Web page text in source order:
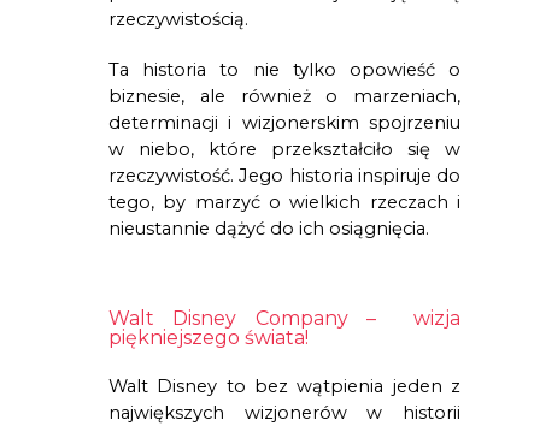
rzeczywistością.
Ta historia to nie tylko opowieść o
biznesie, ale również o marzeniach,
determinacji i wizjonerskim spojrzeniu
w niebo, które przekształciło się w
rzeczywistość. Jego historia inspiruje do
tego, by marzyć o wielkich rzeczach i
nieustannie dążyć do ich osiągnięcia.
Walt Disney Company –  wizja
piękniejszego świata!
Walt Disney to bez wątpienia jeden z
największych wizjonerów w historii